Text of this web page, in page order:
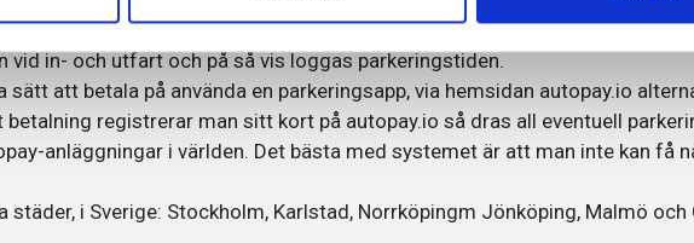
på marknaden gör det smidigare för kunderna att parkera.
vid in- och utfart och på så vis loggas parkeringstiden.
sätt att betala på använda en parkeringsapp, via hemsidan autopay.io
registrerar man sitt kort på autopay.io så dras all eventuell
anläggningar i världen. Det bästa med systemet är att man inte kan få
städer, i Sverige: Stockholm, Karlstad, Norrköpingm Jönköping, Malmö och